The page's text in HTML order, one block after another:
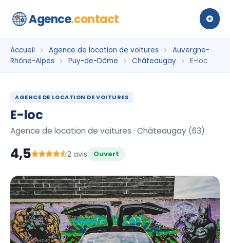
Agence.contact
Accueil Agence de location de voitures
Auvergne-
Rhône-Alpes
Puy-de-Dôme Châteaugay E-loc
AGENCE DE LOCATION DE VOITURES
E-loc
Agence de location de voitures · Châteaugay (63)
4,5 2 avis Ouvert